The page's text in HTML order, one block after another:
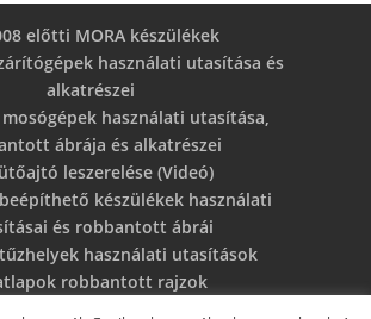
előtti MORA készülékek
használati utasítása és
alkatrészei
használati utasítása,
ábrája és alkatrészei
leszerelése (Videó)
készülékek használati
és robbantott ábrái
használati utasítások
robbantott rajzok